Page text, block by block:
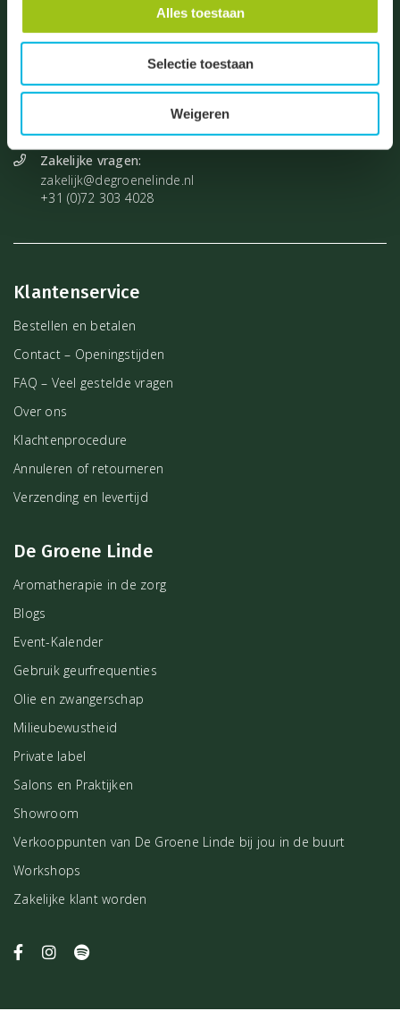
Alles toestaan
Selectie toestaan
Weigeren
info@degroenelinde.nl
Vragen bestellingen:
bestelling@degroenelinde.nl
Zakelijke vragen:
zakelijk@degroenelinde.nl
+31 (0)72 303 4028
Klantenservice
Bestellen en betalen
Contact – Openingstijden
FAQ – Veel gestelde vragen
Over ons
Klachtenprocedure
Annuleren of retourneren
Verzending en levertijd
De Groene Linde
Aromatherapie in de zorg
Blogs
Event-Kalender
Gebruik geurfrequenties
Olie en zwangerschap
Milieubewustheid
Private label
Salons en Praktijken
Showroom
Verkooppunten van De Groene Linde bij jou in de buurt
Workshops
Zakelijke klant worden